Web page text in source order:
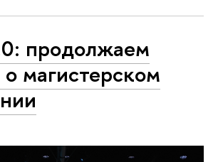
продолжаем
о магистерском